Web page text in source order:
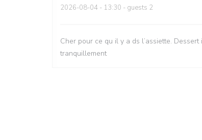
2026-08-04 - 13:30 - guests 2
Cher pour ce qu il y a ds l’assiette.
tranquillement